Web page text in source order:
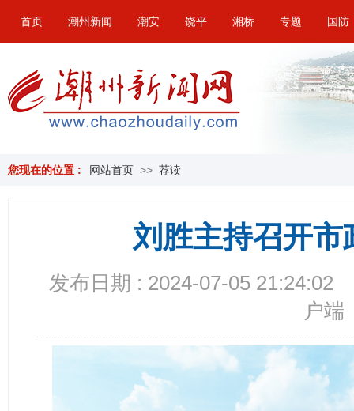
首页 潮州新闻 潮安 饶平 湘桥 专题 国防
您现在的位置 : 网站首页 >> 荐读
刘胜主持召开市
发布日期 : 2024-07-05 21:24:02
户端